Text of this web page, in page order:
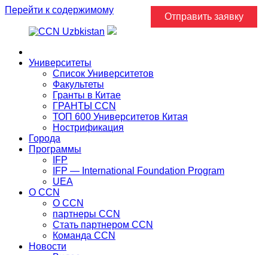
Перейти к содержимому
Университеты
Список Университетов
Факультеты
Гранты в Китае
ГРАНТЫ ССN
ТОП 600 Университетов Китая
Нострификация
Города
Программы
IFP
IFP — International Foundation Program
UEA
О CCN
О CCN
партнеры ССN
Стать партнером CCN
Команда ССN
Новости
Отправить заявку